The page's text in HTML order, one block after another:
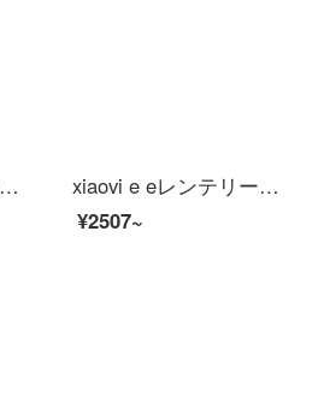
xiaovi e eレンテリージェーヌ防水防尘パノラ赤外線夜视人形检测アウドゥアバ広角防犯カメラ【アメイオン连动】アメラ
xiaovi e eレンテリージェーヌ防水防塵パノラ赤外線夜視人型探偵アビロマ広角防衛カメラ【小米IOT連動】12.
¥2507~